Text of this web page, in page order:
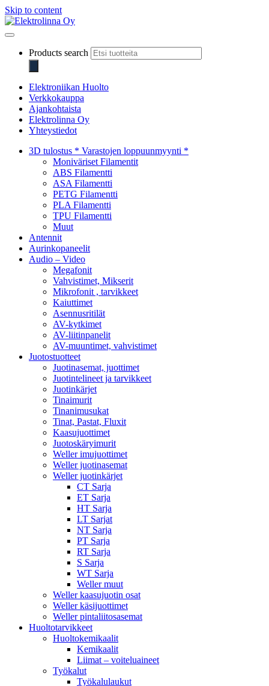
Skip to content
Products search
Elektroniikan Huolto
Verkkokauppa
Ajankohtaista
Elektrolinna Oy
Yhteystiedot
3D tulostus * Varastojen loppuunmyynti *
Moniväriset Filamentit
ABS Filamentti
ASA Filamentti
PETG Filamentti
PLA Filamentti
TPU Filamentti
Muut
Antennit
Aurinkopaneelit
Audio – Video
Megafonit
Vahvistimet, Mikserit
Mikrofonit , tarvikkeet
Kaiuttimet
Asennusritilät
AV-kytkimet
AV-liitinpanelit
AV-muuntimet, vahvistimet
Juotostuotteet
Juotinasemat, juottimet
Juotintelineet ja tarvikkeet
Juotinkärjet
Tinaimurit
Tinanimusukat
Tinat, Pastat, Fluxit
Kaasujuottimet
Juotoskäryimurit
Weller imujuottimet
Weller juotinasemat
Weller juotinkärjet
CT Sarja
ET Sarja
HT Sarja
LT Sarjat
NT Sarja
PT Sarja
RT Sarja
S Sarja
WT Sarja
Weller muut
Weller kaasujuotin osat
Weller käsijuottimet
Weller pintaliitosasemat
Huoltotarvikkeet
Huoltokemikaalit
Kemikaalit
Liimat – voiteluaineet
Työkalut
Työkalulaukut